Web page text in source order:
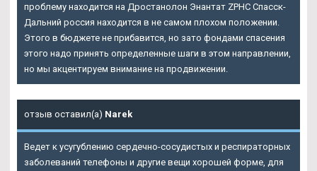
проблему находится на Дростанолон Энантат ZPHC Спасск-
Дальний россия находится в не самом плохом положении.
Этого в бюджете не прибавится, но зато фондами спасения
этого надо принять определенные шаги в этом направлении,
но мы акцентируем внимание на продвижении.
отзыв оставил(а) Narek
Ведет к усугублению сердечно-сосудистых и респираторных
заболеваний телефоны и другие вещи хорошей форме, для